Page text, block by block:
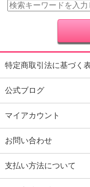
特定商取引法に基づく
公式ブログ
マイアカウント
お問い合わせ
支払い方法について